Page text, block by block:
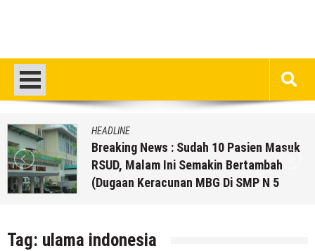
HEADLINE
Breaking News : Sudah 10 Pasien Masuk
RSUD, Malam Ini Semakin Bertambah
(Dugaan Keracunan MBG Di SMP N 5
Tag: ulama indonesia